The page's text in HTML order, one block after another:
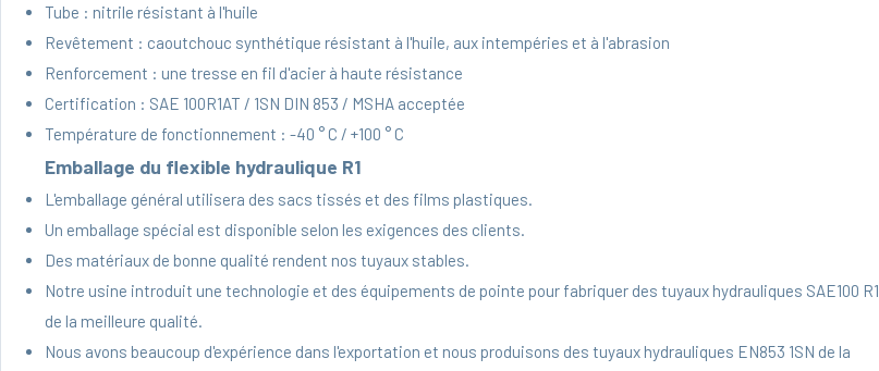
Tube : nitrile résistant à l'huile
Revêtement : caoutchouc synthétique résistant à l'huile, aux intempéries et à l'abrasion
Renforcement : une tresse en fil d'acier à haute résistance
Certification : SAE 100R1AT / 1SN DIN 853 / MSHA acceptée
Température de fonctionnement : -40 ° C / +100 ° C
Emballage du flexible hydraulique R1
L'emballage général utilisera des sacs tissés et des films plastiques.
Un emballage spécial est disponible selon les exigences des clients.
Des matériaux de bonne qualité rendent nos tuyaux stables.
Notre usine introduit une technologie et des équipements de pointe pour fabriquer des tuyaux hydrauliques SAE100 R1
de la meilleure qualité.
Nous avons beaucoup d'expérience dans l'exportation et nous produisons des tuyaux hydrauliques EN853 1SN de la